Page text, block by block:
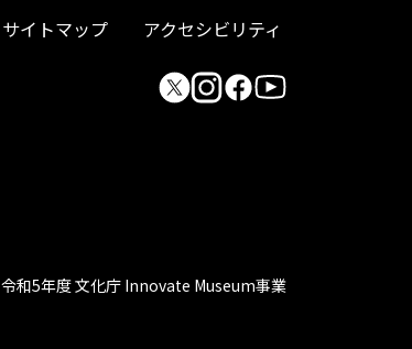
サイトマップ アクセシビリティ
令和5年度 文化庁 Innovate Museum事業